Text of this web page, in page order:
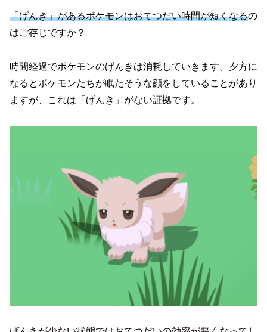
「げんき」があるポケモンはおてつだい時間が短くなるの
はご存じですか？
時間経過でポケモンのげんきは消耗していきます。夕方に
なるとポケモンたちが眠たそうな顔をしていることがあり
ますが、これは「げんき」がない証拠です。